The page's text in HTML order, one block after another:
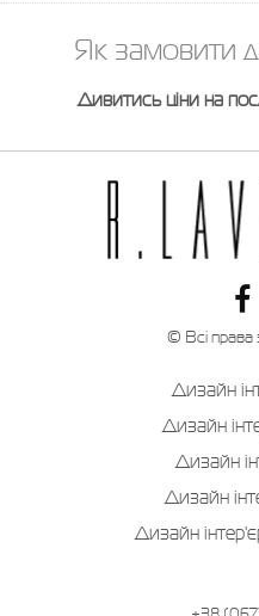
Як замовити
Дивитись ціни на
© Всі права
Дизайн
Дизайн
Дизайн
Дизайн
Дизайн